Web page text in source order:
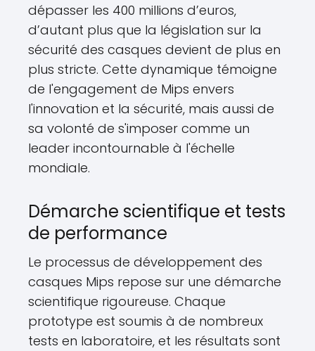
dépasser les 400 millions d’euros,
d’autant plus que la législation sur la
sécurité des casques devient de plus en
plus stricte. Cette dynamique témoigne
de l'engagement de Mips envers
l'innovation et la sécurité, mais aussi de
sa volonté de s'imposer comme un
leader incontournable à l'échelle
mondiale.
Démarche scientifique et tests
de performance
Le processus de développement des
casques Mips repose sur une démarche
scientifique rigoureuse. Chaque
prototype est soumis à de nombreux
tests en laboratoire, et les résultats sont